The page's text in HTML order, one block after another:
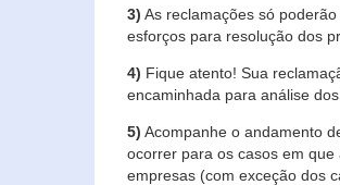
3) As reclamações só
esforços para resolução dos
4) Fique atento! Sua
encaminhada para análise
5) Acompanhe o andamento
ocorrer para os casos em
empresas (com exceção dos